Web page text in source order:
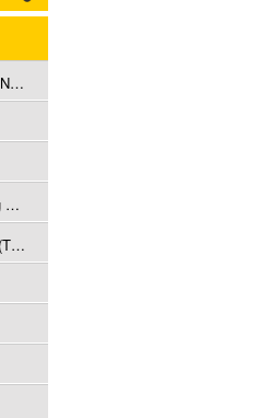
Trường Thpt ĐẠI MỖ-NAM TỪ LIÊM-HÀ NỘI có nhu cầu tuyển dụng các vị trí Giáo viên VĂN, LÝ, SINH, SỬ, ĐỊA - Mỗi vị trí 2 giáo viên. (Hà Nội)
Tổ Trưởng Tổ Tiếng Anh Lớp Chất Lượng Cao (Thái Nguyên)
Giáo Viên Chủ Nhiệm Tiểu Học (Khối 5) (Thái Nguyên)